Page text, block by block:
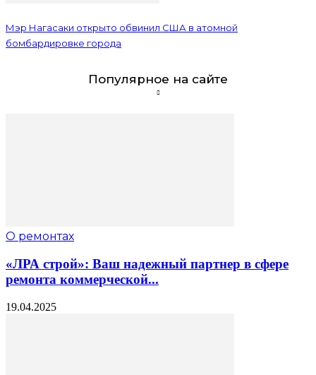
Мэр Нагасаки открыто обвинил США в атомной
бомбардировке города
Популярное на сайте
О ремонтах
«ЛРА строй»: Ваш надежный партнер в сфере
ремонта коммерческой...
19.04.2025